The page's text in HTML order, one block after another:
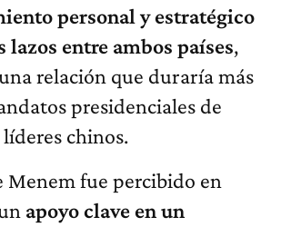
personal y estratégico
entre ambos países,
relación que duraría más
presidenciales de
chinos.
Menem fue percibido en
apoyo clave en un